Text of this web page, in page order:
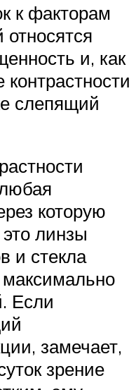
к факторам
и, как
слепящий
которую
линзы
и стекла
Если
замечает,
зрение